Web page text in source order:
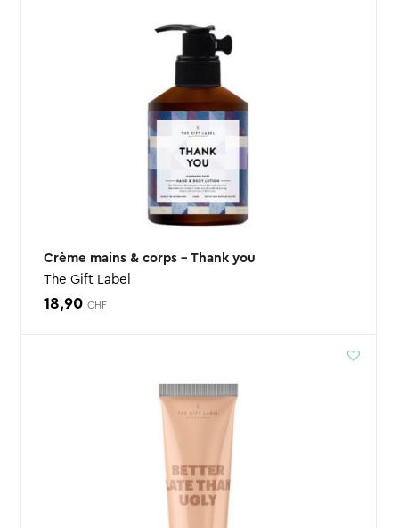
Crème mains & corps – Thank you
The Gift Label
18,90 CHF